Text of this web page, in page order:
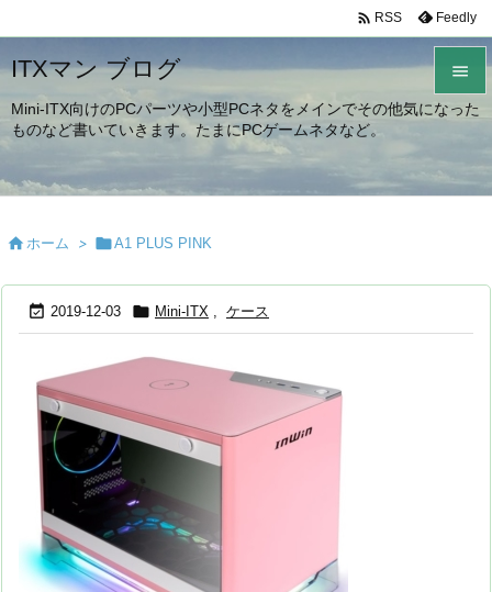
ITXマン ブログ
Mini-ITX向けのPCパーツや小型PCネタをメインでその他気になった
ものなど書いていきます。たまにPCゲームネタなど。


サイド


 RSS Feedly
 ホーム > A1 PLUS PINK
 2019-12-03  Mini-ITX , ケース